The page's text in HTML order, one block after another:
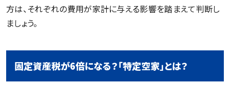
方は、それぞれの費用が家計に与える影響を踏まえて判断し
ましょう。
固定資産税が6倍になる？「特定空家」とは？